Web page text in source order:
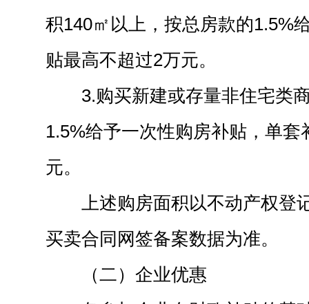
积140㎡以上，按总房款的1.5%
贴最高不超过2万元。
3.购买新建或存量非住宅类
1.5%给予一次性购房补贴，单
元。
上述购房面积以不动产权登
买卖合同网签备案数据为准。
（二）企业优惠